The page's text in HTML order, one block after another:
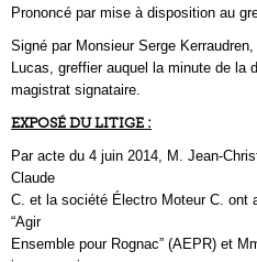
Prononcé par mise à disposition au
Signé par Monsieur Serge
Lucas, greffier auquel la minute de la
magistrat signataire.
EXPOSÉ DU LITIGE :
Par acte du 4 juin 2014, M. Jean-
Claude
C. et la société Électro Moteur C. ont
“Agir
Ensemble pour Rognac” (AEPR) et